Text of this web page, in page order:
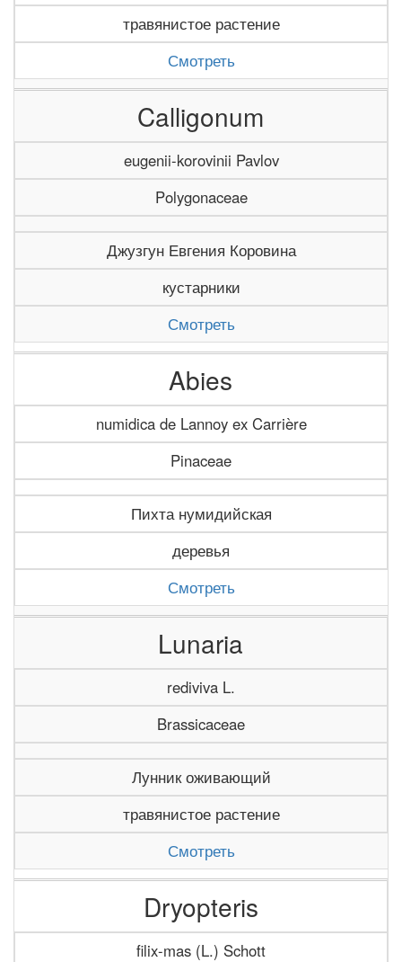
травянистое растение
Смотреть
Calligonum
eugenii-korovinii Pavlov
Polygonaceae
Джузгун Евгения Коровина
кустарники
Смотреть
Abies
numidica de Lannoy ex Carrière
Pinaceae
Пихта нумидийская
деревья
Смотреть
Lunaria
rediviva L.
Brassicaceae
Лунник оживающий
травянистое растение
Смотреть
Dryopteris
filix-mas (L.) Schott